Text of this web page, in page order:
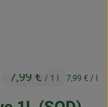
7,99 € / 1 l 7,99 € / l